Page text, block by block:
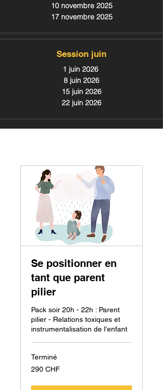
10 novembre 2025
17 novembre 2025
Session juin
1 juin 2026
8 juin 2026
15 juin 2026
22 juin 2026
Se positionner en
tant que parent
pilier
Pack soir 20h - 22h : Parent
pilier - Relations toxiques et
instrumentalisation de l'enfant
Terminé
290
francs
290 CHF